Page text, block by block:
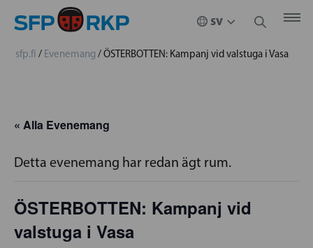
sfp.fi / Evenemang /ÖSTERBOTTEN: Kampanj vid valstuga i Vasa
« Alla Evenemang
Detta evenemang har redan ägt rum.
ÖSTERBOTTEN: Kampanj vid
valstuga i Vasa